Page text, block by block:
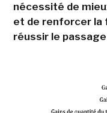
nécessité de
et de renforcer la
réussir le